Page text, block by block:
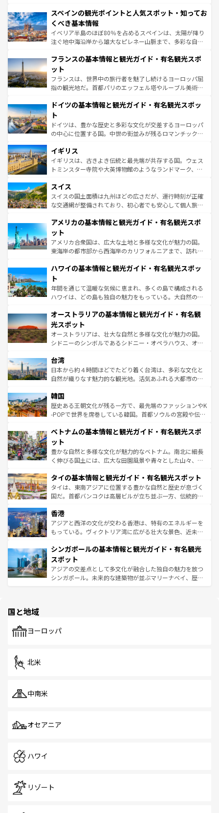
ろん、トスカーナの美しい田園風景やアマルフィ海岸の絶
景など、自然景観も見逃せない。観光の合間には、本場の
ピザやパスタなど、絶品のイタリア料理を堪能することも
できる。朝目覚めてから夜眠るまで、すべての瞬間を楽し
なお、新着のイタリア情報はコンテンツ一覧を参照してほ
しい。
スペインの観光ポイントと人気スポット・知ってお
くべき基本情報
イベリア半島のほぼ80％を占めるスペインは、太陽が降り
注ぐ地中海沿岸から雄大なピレネー山脈まで、多彩な自然
文化が根付くこの国では、情熱的なフラメンコ、熱気あふ
れる闘牛、そして美味しいタパスが生活の一部となってい
る。首都マドリードの洗練された雰囲気や、バルセロナの
アートに溢れた街角から、地方では古代ローマ遺跡や中世
せる。地方によって風土や気候が異なるスペインはその個
ンテンツ一覧 を参照してほしい。
フランスの基本情報と観光ガイド・有名観光スポ
ット
フランスは、世界中の旅行者を魅了し続けるヨーロッパ屈
指の観光地だ。首都パリのエッフェル塔やルーブル美術館
で、幅広い魅力が詰まっている。華麗な宮殿、歴史的な大
聖堂、美しいビーチ、そして豊かな自然が、訪れる者を心
から魅了する。また、フランスは美食の国としても知ら
れ、フランス料理はユネスコ無形文化遺産にも登録されて
香り高いラベンダー畑など、多彩な楽しみ方が可能だ。さ
らに、パリ以外の地域にも魅力が溢れており、どの街角に
も豊かな歴史と文化が息づいている。パリ以外の個性あふ
を参照してほしい。
ドイツの基本情報と観光ガイド・有名観光スポッ
ト
ドイツは、豊かな歴史と多彩な文化が交差するヨーロッパ
の中心に位置する国。中世の街並みが残るロマンチック街
顔を持つこの国は、どこを歩いても飽きることがない。ベ
ルリンの文化的活気、バイエルン州のアルプスの絶景、そ
してライン川沿いのワイン畑といった風景は必見。ビール
は、お酒好きな人にはぜひ体験してほしい。 なお、新着の
ドイツ情報はコンテンツ一覧を参照してほしい。
イギリス
イギリスは、古きよき伝統と最先端が共存する国。ウェス
トミンスター寺院や大英博物館のようなランドマーク、歴
リアごとに異なる魅力がある。また、優雅なアフタヌーン
ティー、ビール好きにはたまらない英国パブ、サッカー観
戦など、本場だからこそできる体験も豊富。イギリスを旅
ンツ一覧を参照してほしい。
スイス
スイスの国土面積は九州ほどの広さだが、運行時刻が正確
な交通網が整備されており、初心者でも安心して個人旅行
の建物がそのまま残る町や、スイスならではのユニークな
博物館もあり、アルプス観光だけでなく町歩きも満喫する
ことができる。国民の所得が高いため物価も高いが、旅行
者向けの交通パス提供のサービスもあり、うまく活用すれ
着のスイス情報はコンテンツ一覧を参照してほしい。
アメリカの基本情報と観光ガイド・有名観光スポ
ット
アメリカ合衆国は、広大な土地と多様な文化が魅力の国。
東海岸の都市部から西海岸のカリフォルニアまで、訪れる
のような巨大都市は、観光、ショッピング、エンターテイ
ンメントが詰まった刺激的なスポットだ。一方、アメリカ
西部には大自然が広がり、グランドキャニオンやイエロー
ストーン国立公園といった絶景が堪能できる。さらに、南
文化が魅力。旅行者はアメリカの各地域で異なる魅力を楽
しみながら、その多様性と豊かな歴史を感じることができ
るだろう。車でのロードトリップや列車の旅も、アメリカ
ならではの贅沢な旅のスタイルだ。 なお、新着のアメリカ
情報は コンテンツ一覧 を参照してほしい。
ハワイの基本情報と観光ガイド・有名観光スポッ
ト
年間を通じて温暖な気候に恵まれ、多くの島で構成される
ハワイは、どの島も独自の魅力をもっている。大自然の神
ワイ島は見逃せない。また、定番の観光地といえばオアフ
島だが、静かな自然を求めるならマウイ島やカウアイ島が
おすすめ。エメラルドグリーンに輝く海をはじめ、豊かな
文化や歴史が息づいている。「アロハスピリット」と呼ば
人々、おいしいローカルフードやハワイアンミュージッ
ク、伝統的なフラダンスなど、すべてがハワイの魅力を彩
っている。訪れるたびに新しい発見と感動が待っているハ
はコンテンツ一覧
オーストラリアの基本情報と観光ガイド・有名観
光スポット
オーストラリアは、壮大な自然と多様な文化が魅力の国。
シドニーのシンボルであるシドニー・オペラハウス、オー
リアリーフや大陸中央部にそびえるウルル（エアーズロッ
ク）、タスマニアの美しい原生林やケアンズの熱帯雨林な
ど、見どころがたくさん。また、カフェやワイン、オージ
いる。アクティビティも充実しており、サーフィンやダイ
ビング、ハイキングなど、アウトドア好きにはたまらな
い。オーストラリアの多彩な魅力を存分に味わいつくそ
参照してほしい。
台湾
日本から約４時間ほどでたどり着く台湾は、多彩な文化と
自然が織りなす魅力的な観光地。活気あふれる大都市の台
ン）、静ひつな山岳地帯である台湾東部など、都市の喧騒
と山間の静けさが共存しており、訪れる人に新しい発見と
驚きをもたらしてくれる。また、奥深い台湾の食文化も魅
容にもいいと評判のスイーツなど、バラエティ豊かな料理
照してほしい。
韓国
歴史ある王朝文化が残る一方で、最先端のファッションやK
-POPで世界を席巻している韓国。首都ソウルの宮殿や伝統
き、地方に足を延ばせば四季折々の自然美を楽しむことが
できる。そして、キムチや焼肉、絶品のストリートフード
まで、さまざまな韓国料理が待っている。夜には、韓国な
らではのナイトライフも堪能できる。あたたかいホスピタ
わってみてほしい。 なお、新着の韓国情報はコンテンツ一
覧 を参照してほしい。
ベトナムの基本情報と観光ガイド・有名観光スポ
ット
豊かな自然と多様な文化が魅力的なベトナム。南北に細長
く伸びる国土には、広大な田園風景や青々とした山々、世
急速な発展と共に伝統が息づく。ハノイの古い町並みやホ
ーチミン市のフランス統治時代の建物も、独特の雰囲気を
醸し出している。また、バラエティの豊かさとおいしさで
とつ。フォーやバインミー、ベトナムコーヒーなどは、ぜ
ひ現地で味わいたい。どの地域を訪れてもあたたかい人々
が旅行者を迎えてくれるので、きっと忘れられない旅にな
参照してほしい。
タイの基本情報と観光ガイド・有名観光スポット
タイは、東南アジアに位置する豊かな自然と歴史が息づく
国だ。首都バンコクは高層ビルが立ち並ぶ一方、伝統的な
の活気が交差している。北部ではチェンマイなどの山岳地
帯で自然と触れ合い、南部ではプーケットやクラビの美し
いビーチでリゾート気分を楽しむことができる。タイ料理
激する。気候は一年中温暖で、どの季節にも異なる楽しみ
が待っている。親しみやすいタイの人々、仏教を中心とし
た文化、そして多様な観光資源が、訪れる旅人を魅了し続
ける。 なお、新着のタイ情報はコンテンツ一覧を参照して
香港
アジアと西洋の文化が交わる香港は、特有のエネルギーを
もっている。ヴィクトリア湾に広がる壮大な景色、近未来
み、どこを訪れても感動するはず。観光スポットが密集し
ており、効率よく見どころを回れるのも魅力。息をのむよ
うな絶景から文化的な体験まで、香港を存分に楽しみ尽く
そう。 なお、新着の香港情報はコンテンツ一覧を参照して
シンガポールの基本情報と観光ガイド・有名観光
スポット
アジアの交差点として多文化が融合した独自の魅力を放つ
シンガポール。未来的な建築物が並ぶマリーナベイ、歴史
で、ホーカーズは地元の風情を楽しめる外せないスポット
国と地域
ヨーロッパ
北米
中南米
オセアニア
ハワイ
リゾート